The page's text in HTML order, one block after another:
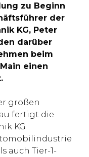
zu Beginn
der
KG, Peter
darüber
beim
einen
großen
fertigt die
KG
auch Tier-1-